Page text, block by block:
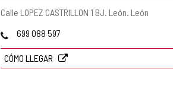
Dirección
Calle LOPEZ CASTRILLON 1 BJ. León. León
Teléfonos
699 088 597
CÓMO LLEGAR